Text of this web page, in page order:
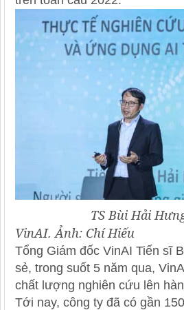
TS Bùi Hải Hưng -
VinAI. Ảnh: Chí Hiếu
Tổng Giám đốc VinAI Tiến sĩ
sẻ, trong suốt 5 năm qua,
chất lượng nghiên cứu lên
Tới nay, công ty đã có gần